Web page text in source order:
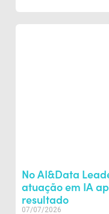
No AI&Data
atuação em IA
resultado
07/07/2026